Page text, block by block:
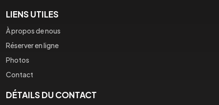
LIENS UTILES
À propos de nous
Réserver en ligne
Photos
Contact
DÉTAILS DU CONTACT